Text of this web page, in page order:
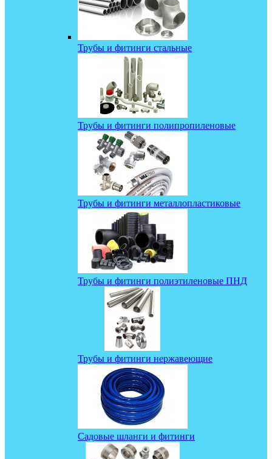
Трубы и фитинги стальные
Трубы и фитинги полипропиленовые
Трубы и фитинги металлопластиковые
Трубы и фитинги полиэтиленовые ПНД
Трубы и фитинги нержавеющие
Садовые шланги и фитинги